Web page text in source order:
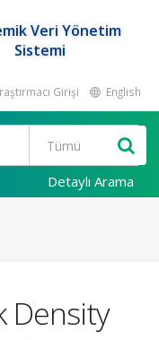
Veri Yönetim
Sistemi
Girişi English
Detaylı Arama
Density